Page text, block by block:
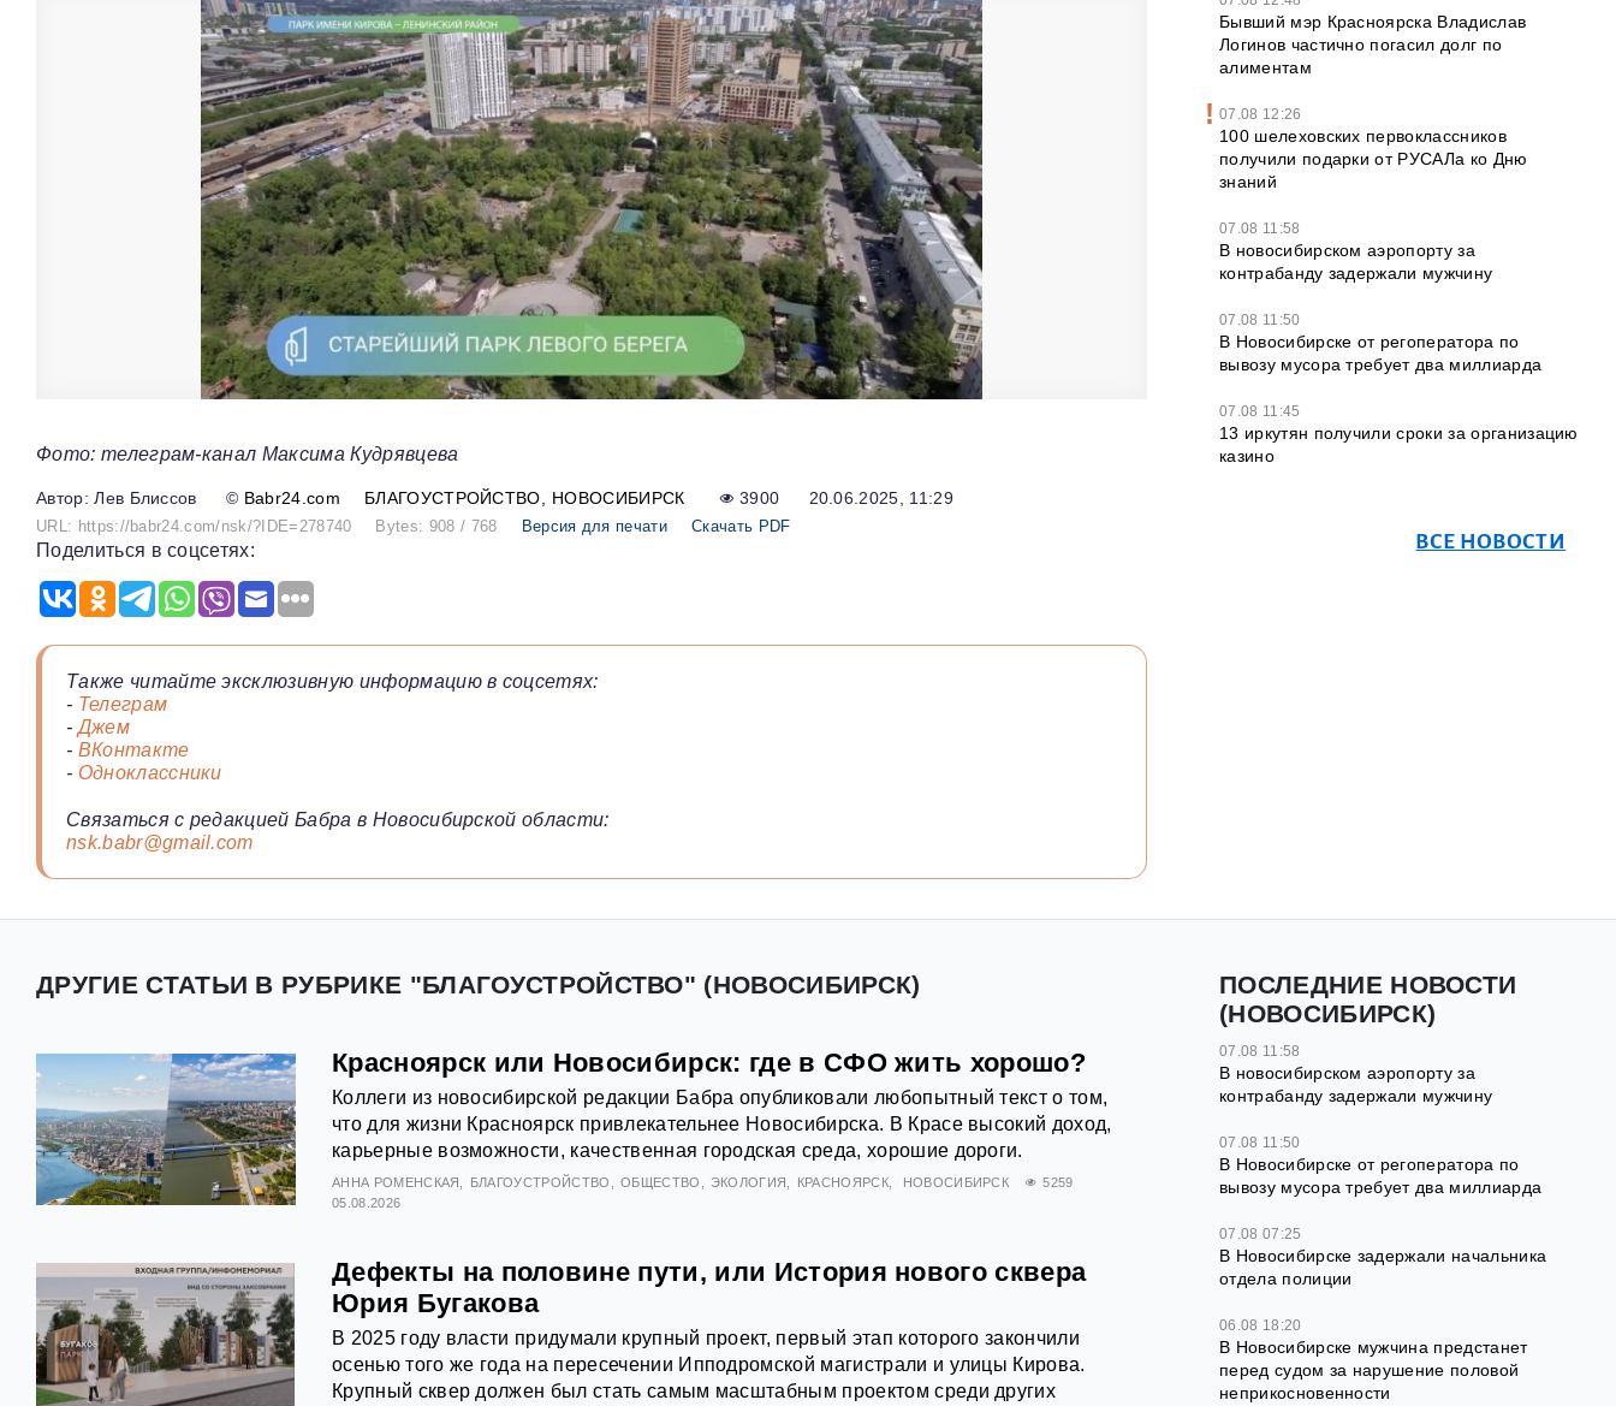
Фото: телеграм-канал Максима Кудрявцева
Лев Блиссов © Babr24.com БЛАГОУСТРОЙСТВО НОВОСИБИРСК 3900 20.06.2025, 11:29
URL: https://babr24.com/nsk/?IDE=278740 Bytes: 908 / 768 Версия для печати Скачать PDF
Поделиться в соцсетях:
Также читайте эксклюзивную информацию в соцсетях:
- Телеграм
-Джем
- ВКонтакте
- Одноклассники
Связаться с редакцией Бабра в Новосибирской области:
nsk.babr@gmail.com
Бывший мэр Красноярска Владислав
Логинов частично погасил долг по
алиментам
07.08 12:26
100 шелеховских первоклассников
получили подарки от РУСАЛа ко Дню
знаний
07.08 11:58
В новосибирском аэропорту за
контрабанду задержали мужчину
07.08 11:50
В Новосибирске от регоператора по
вывозу мусора требует два миллиарда
07.08 11:45
13 иркутян получили сроки за организацию
казино
ВСЕ НОВОСТИ
ДРУГИЕ СТАТЬИ В РУБРИКЕ "БЛАГОУСТРОЙСТВО" (НОВОСИБИРСК)
Красноярск или Новосибирск: где в СФО жить хорошо?
Коллеги из новосибирской редакции Бабра опубликовали любопытный текст о том,
что для жизни Красноярск привлекательнее Новосибирска. В Красе высокий доход,
карьерные возможности, качественная городская среда, хорошие дороги.
АННА РОМЕНСКАЯ БЛАГОУСТРОЙСТВО ОБЩЕСТВО ЭКОЛОГИЯ КРАСНОЯРСК НОВОСИБИРСК
5259
05.08.2026
Дефекты на половине пути, или История нового сквера
Юрия Бугакова
В 2025 году власти придумали крупный проект, первый этап которого закончили
осенью того же года на пересечении Ипподромской магистрали и улицы Кирова.
Крупный сквер должен был стать самым масштабным проектом среди других
ПОСЛЕДНИЕ НОВОСТИ
(НОВОСИБИРСК)
07.08 11:58
В новосибирском аэропорту за
контрабанду задержали мужчину
07.08 11:50
В Новосибирске от регоператора по
вывозу мусора требует два миллиарда
07.08 07:25
В Новосибирске задержали начальника
отдела полиции
06.08 18:20
В Новосибирске мужчина предстанет
перед судом за нарушение половой
неприкосновенности